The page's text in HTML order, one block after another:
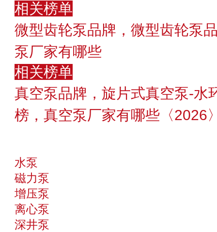
相关榜单
微型齿轮泵品牌，微型齿轮泵
泵厂家有哪些
相关榜单
真空泵品牌，旋片式真空泵-水
榜，真空泵厂家有哪些〈2026
水泵
磁力泵
增压泵
离心泵
深井泵